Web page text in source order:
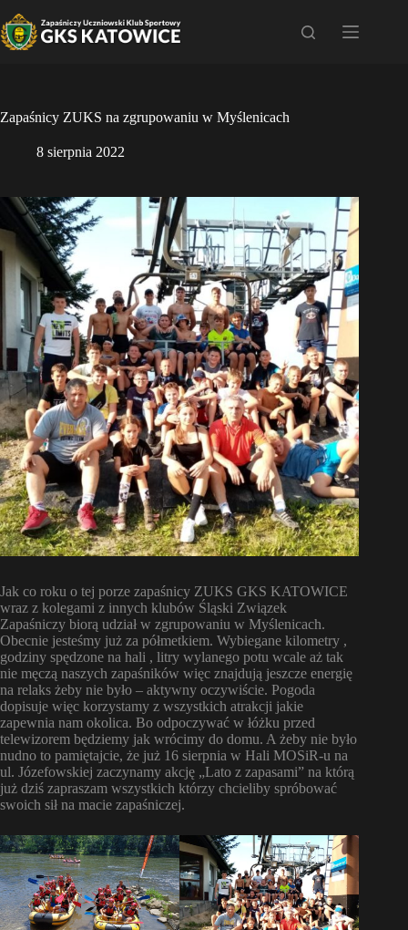
do
treści
Zapaśnicy ZUKS na zgrupowaniu w Myślenicach
8 sierpnia 2022
Jak co roku o tej porze zapaśnicy ZUKS GKS KATOWICE
wraz z kolegami z innych klubów Śląski Związek
Zapaśniczy biorą udział w zgrupowaniu w Myślenicach.
Obecnie jesteśmy już za półmetkiem. Wybiegane kilometry ,
godziny spędzone na hali , litry wylanego potu wcale aż tak
nie męczą naszych zapaśników więc znajdują jeszcze energię
na relaks żeby nie było – aktywny oczywiście. Pogoda
dopisuje więc korzystamy z wszystkich atrakcji jakie
zapewnia nam okolica. Bo odpoczywać w łóżku przed
telewizorem będziemy jak wrócimy do domu. A żeby nie było
nudno to pamiętajcie, że już 16 sierpnia w Hali MOSiR-u na
ul. Józefowskiej zaczynamy akcję „Lato z zapasami” na którą
już dziś zapraszam wszystkich którzy chcieliby spróbować
swoich sił na macie zapaśniczej.